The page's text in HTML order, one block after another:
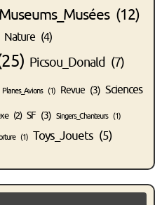
Museums_Musées(12)
Nature (4)
Picsou_Donald (7)
Planes_Avions(1) Revue (3) Sciences
(2) SF (3) Singers_Chanteurs(1)
(1) Toys_Jouets (5)